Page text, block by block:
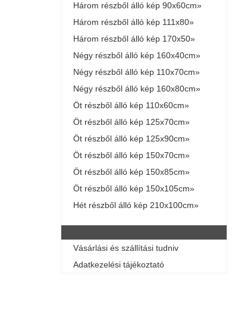
Három részből álló kép 90x60cm»
Három részből álló kép 111x80»
Három részből álló kép 170x50»
Négy részből álló kép 160x40cm»
Négy részből álló kép 110x70cm»
Négy részből álló kép 160x80cm»
Öt részből álló kép 110x60cm»
Öt részből álló kép 125x70cm»
Öt részből álló kép 125x90cm»
Öt részből álló kép 150x70cm»
Öt részből álló kép 150x85cm»
Öt részből álló kép 150x105cm»
Hét részből álló kép 210x100cm»
Vásárlási és szállítási tudniv
Adatkezelési tájékoztató